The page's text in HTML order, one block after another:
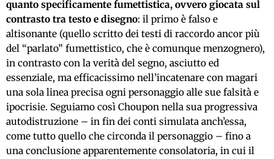
quanto specificamente fumettistica, ovvero giocata sul
contrasto tra testo e disegno: il primo è falso e
altisonante (quello scritto dei testi di raccordo ancor più
del “parlato” fumettistico, che è comunque menzognero),
in contrasto con la verità del segno, asciutto ed
essenziale, ma efficacissimo nell’incatenare con magari
una sola linea precisa ogni personaggio alle sue falsità e
ipocrisie. Seguiamo così Choupon nella sua progressiva
autodistruzione – in fin dei conti simulata anch’essa,
come tutto quello che circonda il personaggio – fino a
una conclusione apparentemente consolatoria, in cui il